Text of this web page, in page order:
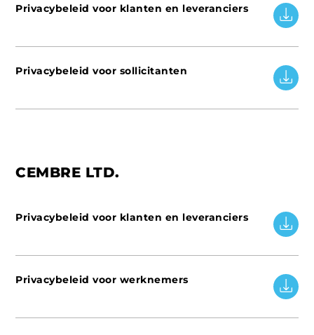
Privacybeleid voor klanten en leveranciers
Privacybeleid voor sollicitanten
CEMBRE LTD.
Privacybeleid voor klanten en leveranciers
Privacybeleid voor werknemers